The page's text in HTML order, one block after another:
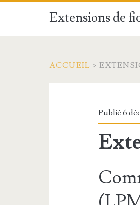
Extensions de
ACCUEIL >
Publié 6